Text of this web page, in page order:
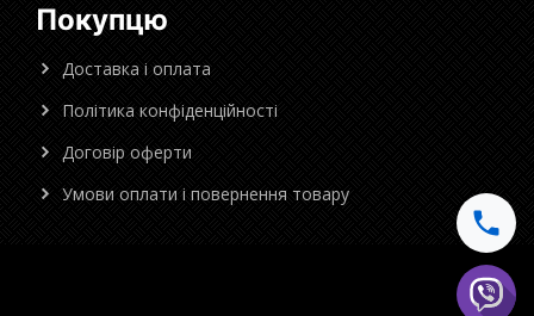
Покупцю
Доставка і оплата
Політика конфіденційності
Договір оферти
Умови оплати і повернення товару